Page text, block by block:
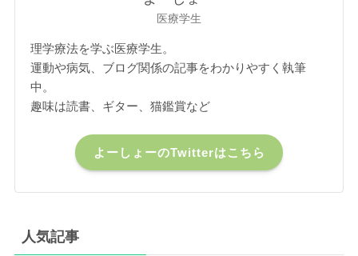
医療学生
理学療法を学ぶ医療学生。
運動や病気、ブログ関係の記事をわかりやすく執筆
中。
趣味は読書、ギター、猫鑑賞など
よーしょーのTwitterはこちら
人気記事